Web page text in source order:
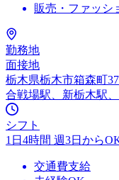
販売・ファッシ
勤務地
面接地
栃木県栃木市箱森町
合戦場駅、新栃木駅
シフト
1日4時間 週3日から
交通費支給